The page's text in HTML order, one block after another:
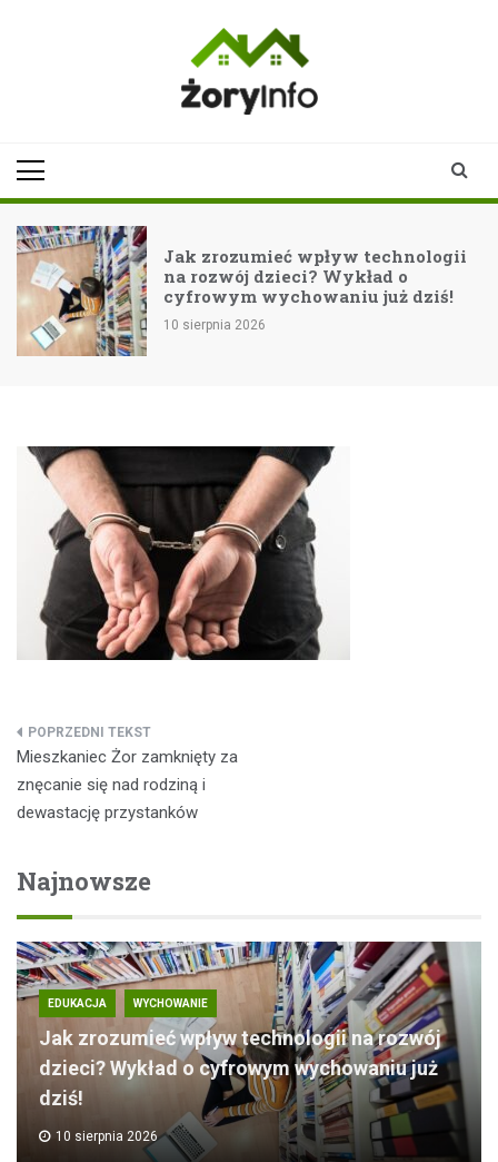
Jak zrozumieć wpływ technologii
na rozwój dzieci? Wykład o
cyfrowym wychowaniu już dziś!
10 sierpnia 2026
Nawigacja
wpisu
Mieszkaniec Żor zamknięty za
znęcanie się nad rodziną i
dewastację przystanków
Najnowsze
EDUKACJA WYCHOWANIE
Jak zrozumieć wpływ technologii na rozwój
dzieci? Wykład o cyfrowym wychowaniu już
dziś!
10 sierpnia 2026